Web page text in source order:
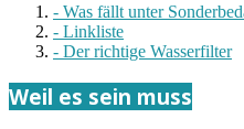
- Was fällt unter
- Linkliste
- Der richtige Wasserfilter
Weil es sein muss